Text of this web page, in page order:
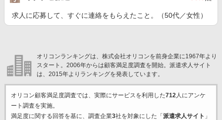
求人に応募して、すぐに連絡をもらえたこと。（50代／女性）
オリコンランキングは、株式会社オリコンを前身企業に1967年より
スタート。2006年からは顧客満足度調査を開始。派遣求人サイト
は、2015年よりランキングを発表しています。
オリコン顧客満足度調査では、実際にサービスを利用した712人にアンケ
ート調査を実施。
満足度に関する回答を基に、調査企業3社を対象にした「 派遣求人サイト 」